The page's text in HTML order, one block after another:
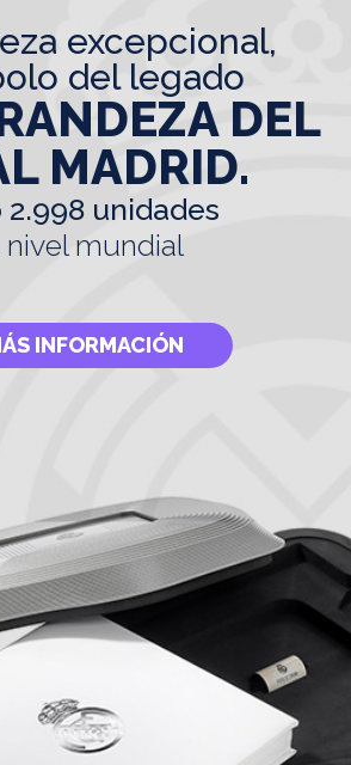
del legado
DEL
MADRID.
2.998 unidades
nivel mundial
INFORMACIÓN